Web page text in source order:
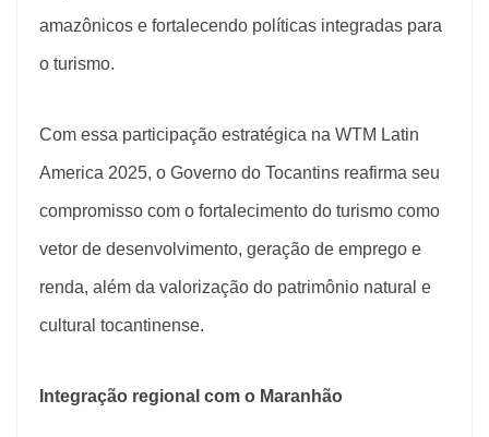
amazônicos e fortalecendo políticas integradas para
o turismo.
Com essa participação estratégica na WTM Latin
America 2025, o Governo do Tocantins reafirma seu
compromisso com o fortalecimento do turismo como
vetor de desenvolvimento, geração de emprego e
renda, além da valorização do patrimônio natural e
cultural tocantinense.
Integração regional com o Maranhão